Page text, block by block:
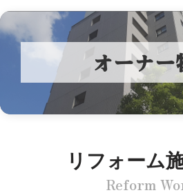
オーナー
リフォーム
Reform